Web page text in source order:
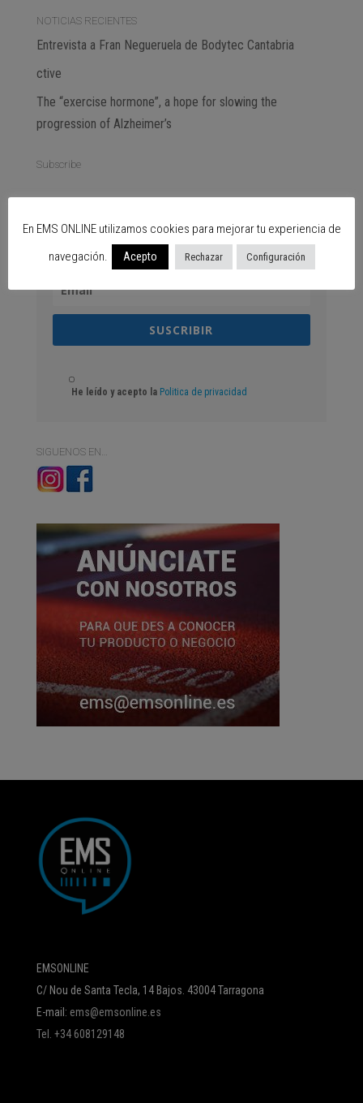
NOTICIAS RECIENTES
Entrevista a Fran Negueruela de Bodytec Cantabria
ctive
The “exercise hormone”, a hope for slowing the
progression of Alzheimer’s
Subscribe
SUSCRIBIR
He leído y acepto la Politica de privacidad
SIGUENOS EN…
EMSONLINE
C/ Nou de Santa Tecla, 14 Bajos. 43004 Tarragona
E-mail: ems@emsonline.es
Tel. +34 608129148
En EMS ONLINE utilizamos cookies para mejorar tu experiencia de
navegación.
Acepto Rechazar Configuración